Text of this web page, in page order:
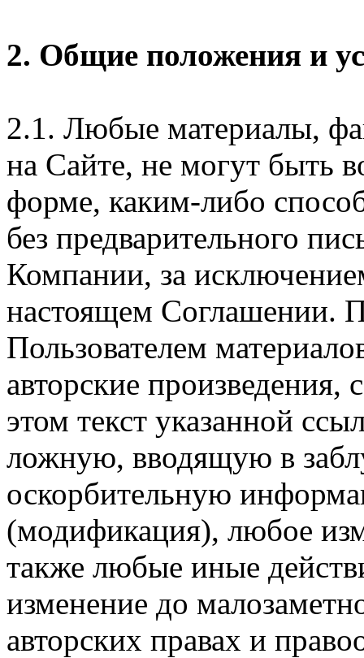
2. Общие положения и
2.1. Любые материалы,
на Сайте, не могут быть
форме, каким-либо
без предварительного
Компании, за
настоящем Соглашении.
Пользователем
авторские произведения,
этом текст указанной
ложную, вводящую в
оскорбительную
(модификация), любое
также любые иные
изменение до
авторских правах и